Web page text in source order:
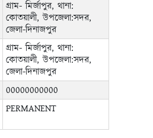
গ্রাম- মির্জাপুর, থানা:
কোতয়ালী, উপজেলা:সদর,
জেলা-দিনাজপুর
গ্রাম- মির্জাপুর, থানা:
কোতয়ালী, উপজেলা:সদর,
জেলা-দিনাজপুর
00000000000
PERMANENT